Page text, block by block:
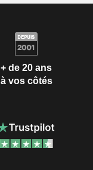
+ de 20 ans
à vos côtés